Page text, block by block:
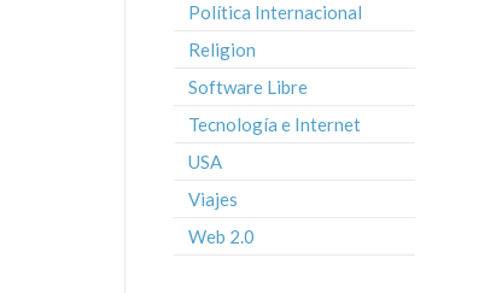
Política Internacional
Religion
Software Libre
Tecnología e Internet
USA
Viajes
Web 2.0